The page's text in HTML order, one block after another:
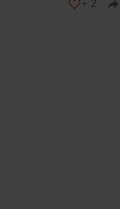
+ 2